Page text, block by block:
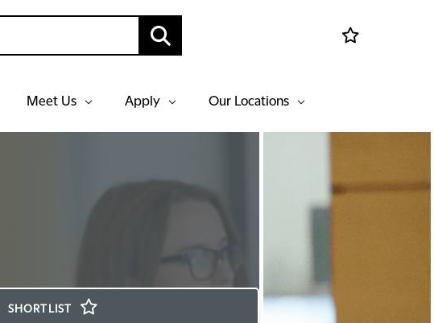
Meet Us Apply Our Locations
SHORTLIST